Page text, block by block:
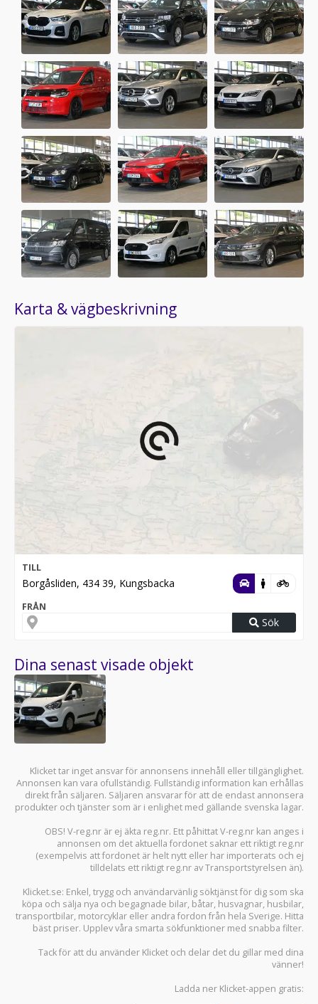
Karta & vägbeskrivning
TILL
Borgåsliden, 434 39, Kungsbacka
FRÅN
Sök
Dina senast visade objekt
Klicket tar inget ansvar för annonsens innehåll eller tillgänglighet.
Annonsen kan vara ofullständig. Fullständig information kan erhållas
direkt från säljaren. Säljaren ansvarar för att de endast annonsera
produkter och tjänster som är i enlighet med gällande svenska lagar.
OBS! V-reg.nr är ej äkta reg.nr. Ett påhittat V-reg.nr kan anges i
annonsen om det aktuella fordonet saknar ett riktigt reg.nr
(exempelvis att fordonet är helt nytt eller har importerats och ej
tilldelats ett riktigt reg.nr av Transportstyrelsen än).
Klicket.se: Enkel, trygg och användarvänlig söktjänst för dig som ska
köpa och sälja nya och begagnade bilar, båtar, husvagnar, husbilar,
transportbilar, motorcyklar eller andra fordon från hela Sverige. Hitta
bäst priser. Upplev våra smarta sökfunktioner med snabba filter.
Tack för att du använder Klicket och delar det du gillar med dina
vänner!
Ladda ner Klicket-appen gratis: